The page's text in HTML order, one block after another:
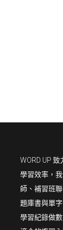
WORD UP
學習效率，
師、補習班
題庫書與單
學習紀錄做